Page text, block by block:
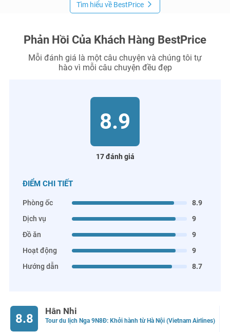
Tìm hiểu về BestPrice
Phản Hồi Của Khách Hàng BestPrice
Mỗi đánh giá là một câu chuyện và chúng tôi tự
hào vì mỗi câu chuyện đều đẹp
8.9
17 đánh giá
ĐIỂM CHI TIẾT
Phòng ốc
8.9
Dịch vụ
9
Đồ ăn
9
Hoạt động
9
Hướng dẫn
8.7
Hân Nhi
Tour du lịch Nga 9N8Đ: Khởi hành từ Hà Nội (Vietnam Airlines)
8.8